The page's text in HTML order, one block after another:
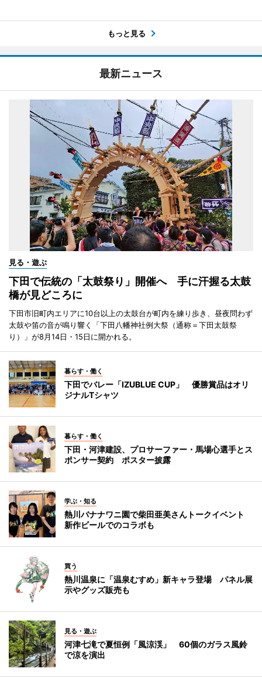
もっと見る
最新ニュース
見る・遊ぶ
下田で伝統の「太鼓祭り」開催へ 手に汗握る太鼓
橋が見どころに
下田市旧町内エリアに10台以上の太鼓台が町内を練り歩き、昼夜問わず
太鼓や笛の音が鳴り響く「下田八幡神社例大祭（通称＝下田太鼓祭
り）」が8月14日・15日に開かれる。
暮らす・働く
下田でバレー「IZUBLUE CUP」 優勝賞品はオリ
ジナルTシャツ
暮らす・働く
下田・河津建設、プロサーファー・馬場心選手とス
ポンサー契約 ポスター披露
学ぶ・知る
熱川バナナワニ園で柴田亜美さんトークイベント
新作ビールでのコラボも
買う
熱川温泉に「温泉むすめ」新キャラ登場 パネル展
示やグッズ販売も
見る・遊ぶ
河津七滝で夏恒例「風涼渓」 60個のガラス風鈴
で涼を演出